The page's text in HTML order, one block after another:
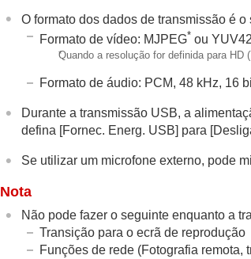
Transmissão de vídeo e
Transmissão USB
Personalizar a câmara
Visualização
Funções disponíveis com um
Utilizar o serviço de nuvem
Anexo
Se tiver problemas
O formato dos dados de transmissão é o
Formato de vídeo: MJPEG* ou
*Quando a resolução for definida para
Formato de áudio: PCM, 48 kHz, 16
Durante a transmissão USB, a
defina [Fornec. Energ. USB] para
Se utilizar um microfone externo, pode
Nota
Não pode fazer o seguinte enquanto a
Transição para o ecrã de reprodução
Funções de rede (Fotografia remota,